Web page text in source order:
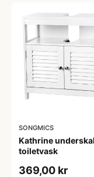
SONGMICS
Kathrine
toiletvask
369,00 kr